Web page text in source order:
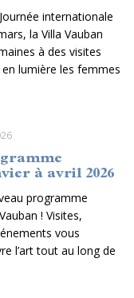
internationale
la Villa Vauban
à des visites
lumière les femmes
à avril 2026
programme
! Visites,
vous
l’art tout au long de